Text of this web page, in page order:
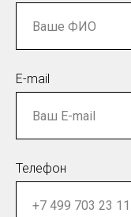
E-mail
Телефон